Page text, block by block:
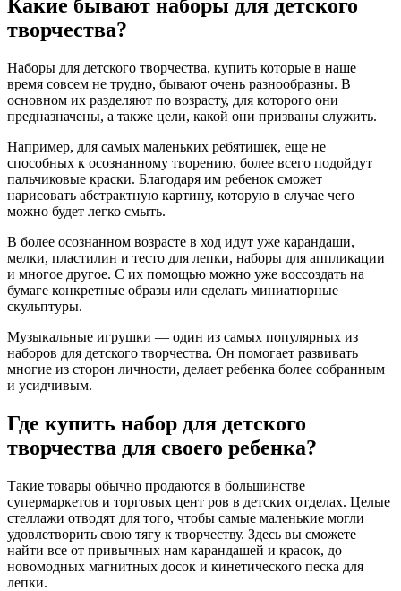
Какие бывают наборы для детского
творчества?
Наборы для детского творчества, купить которые в наше
время совсем не трудно, бывают очень разнообразны. В
основном их разделяют по возрасту, для которого они
предназначены, а также цели, какой они призваны служить.
Например, для самых маленьких ребятишек, еще не
способных к осознанному творению, более всего подойдут
пальчиковые краски. Благодаря им ребенок сможет
нарисовать абстрактную картину, которую в случае чего
можно будет легко смыть.
В более осознанном возрасте в ход идут уже карандаши,
мелки, пластилин и тесто для лепки, наборы для аппликации
и многое другое. С их помощью можно уже воссоздать на
бумаге конкретные образы или сделать миниатюрные
скульптуры.
Музыкальные игрушки — один из самых популярных из
наборов для детского творчества. Он помогает развивать
многие из сторон личности, делает ребенка более собранным
и усидчивым.
Где купить набор для детского
творчества для своего ребенка?
Такие товары обычно продаются в большинстве
супермаркетов и торговых цент ров в детских отделах. Целые
стеллажи отводят для того, чтобы самые маленькие могли
удовлетворить свою тягу к творчеству. Здесь вы сможете
найти все от привычных нам карандашей и красок, до
новомодных магнитных досок и кинетического песка для
лепки.